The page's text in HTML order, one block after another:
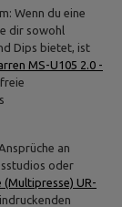
Wenn du eine
dir sowohl
Dips bietet, ist
MS-U105 2.0 -
an
oder
(Multipresse) UR-